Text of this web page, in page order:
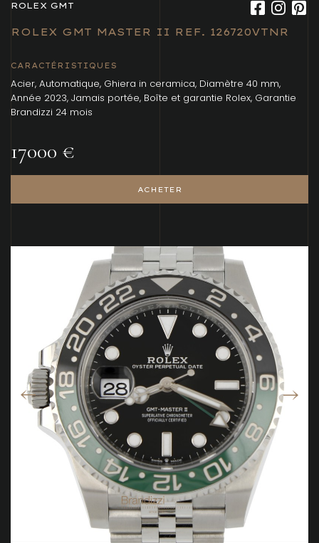
ROLEX GMT
ROLEX GMT MASTER II REF. 126720VTNR
CARACTÉRISTIQUES
Acier, Automatique, Ghiera in ceramica, Diamètre 40 mm,
Année 2023, Jamais portée, Boîte et garantie Rolex, Garantie
Brandizzi 24 mois
17000 €
ACHETER